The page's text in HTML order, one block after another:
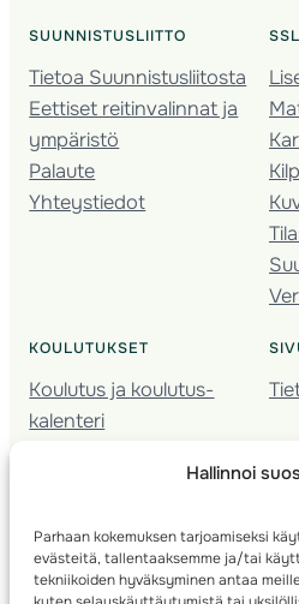
Hallinnoi
Parhaan kokemuksen tarjoamiseksi
evästeitä, tallentaaksemme ja/tai
tekniikoiden hyväksyminen antaa
SUUNNISTUSLIITTO
Tietoa Suunnistusliitosta
Eettiset reitinvalinnat ja
ympäristö
Palaute
Yhteystiedot
SSL
KOULUTUKSET
Koulutus ja koulutus­
kalenteri
Seura­kehittäminen
Kartoitus
Ratamestari